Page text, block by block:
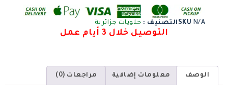
SKU N/A التصنيف : حلويات جزائرية
التوصيل خلال 3 أيام عمل
الوصف معلومات إضافية مراجعات (0)